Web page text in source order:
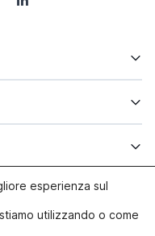
esperienza sul
utilizzando o come